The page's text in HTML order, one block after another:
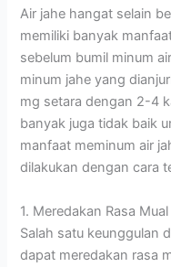
Air jahe hangat selain
memiliki banyak
sebelum bumil minum
minum jahe yang
mg setara dengan 2-4
banyak juga tidak baik
manfaat meminum air
dilakukan dengan cara
1. Meredakan Rasa Mual
Salah satu keunggulan
dapat meredakan rasa